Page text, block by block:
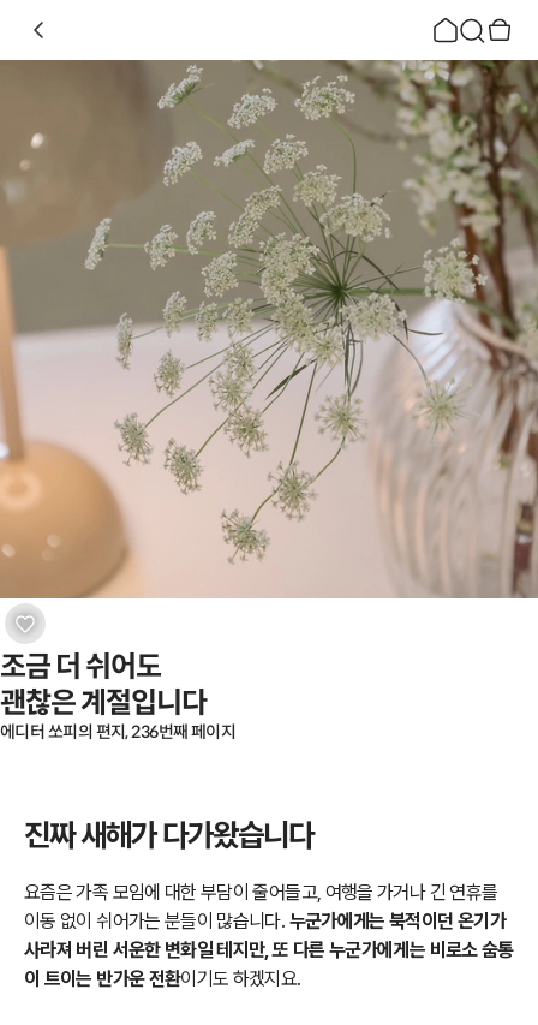
조금 더 쉬어도
괜찮은 계절입니다
에디터 쏘피의 편지, 236번째 페이지
진짜 새해가 다가왔습니다
요즘은 가족 모임에 대한 부담이 줄어들고, 여행을 가거나 긴 연휴를
이동 없이 쉬어가는 분들이 많습니다. 누군가에게는 북적이던 온기가
사라져 버린 서운한 변화일 테지만, 또 다른 누군가에게는 비로소 숨통
이 트이는 반가운 전환이기도 하겠지요.